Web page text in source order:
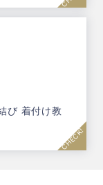
び 着付け教